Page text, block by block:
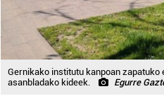
Gernikako institutu kanpoan
asanbladako kideek.
Egurre